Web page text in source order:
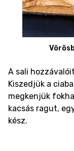
A sali
Kiszedjük a
megkenjük
kacsás ragut,
kész.